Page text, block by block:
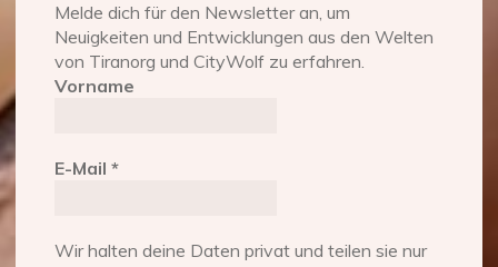
Melde dich für den Newsletter an, um
Neuigkeiten und Entwicklungen aus den Welten
von Tiranorg und CityWolf zu erfahren.
Vorname
E-Mail *
Wir halten deine Daten privat und teilen sie nur